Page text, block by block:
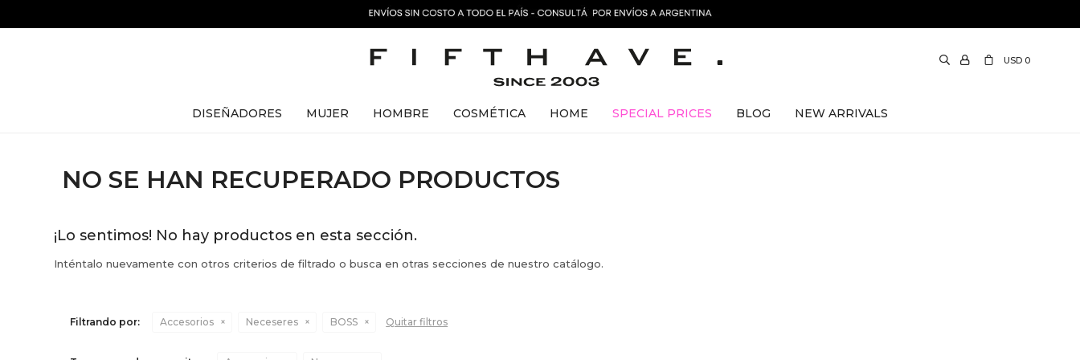
DISEÑADORES MUJER HOMBRE COSMÉTICA HOME SPECIAL PRICES BLOG NEW ARRIVALS
USD 0
NO SE HAN RECUPERADO PRODUCTOS
¡Lo sentimos! No hay productos en esta sección.
Inténtalo nuevamente con otros criterios de filtrado o busca en otras secciones de nuestro catálogo.
Filtrando por: Accesorios Neceseres BOSS Quitar filtros